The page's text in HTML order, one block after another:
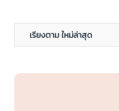
เรียงตาม ใหม่ล่าสุด